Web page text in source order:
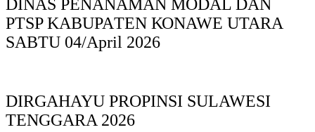
DINAS PΕΝΑΝΑΜAN MODAL DAN
PTSP KABUPAΤΕΝ ΚΟNAWE UTARA
SABTU 04/April 2026
DIRGAHAYU PROPINSI SULAWESI
TENGGARA 2026